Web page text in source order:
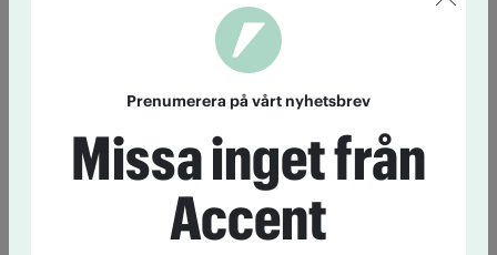
Prenumerera på vårt nyhetsbrev
Missa inget från
Accent